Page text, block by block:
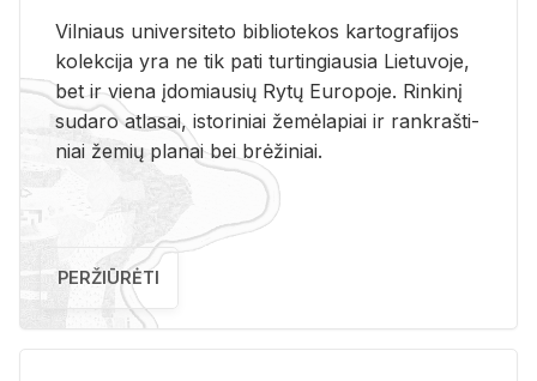
Vil­niaus uni­ver­si­te­to bi­b­lio­te­kos kar­to­gra­fi­jos
ko­lek­ci­ja yra ne tik pati tur­tin­giau­sia Lie­tu­vo­je,
bet ir vie­na įdo­miau­sių Rytų Eu­ro­po­je. Rin­ki­nį
su­da­ro at­la­sai, is­to­ri­niai že­mė­la­piai ir rank­raš­ti­
niai že­mių pla­nai bei brė­ži­niai.
PERŽIŪRĖTI